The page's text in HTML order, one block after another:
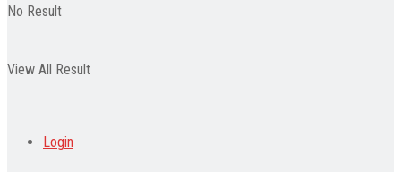
No Result
View All Result
Login